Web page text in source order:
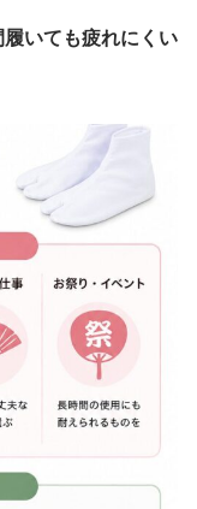
履いても疲れにくい